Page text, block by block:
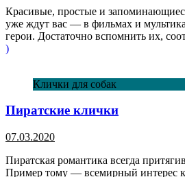
Красивые, простые и
уже ждут вас — в фильмах и
герои. Достаточно вспомнить их,
)
Клички для собак
Пиратские клички
07.03.2020
Пиратская романтика всегда
Пример тому — всемирный интерес